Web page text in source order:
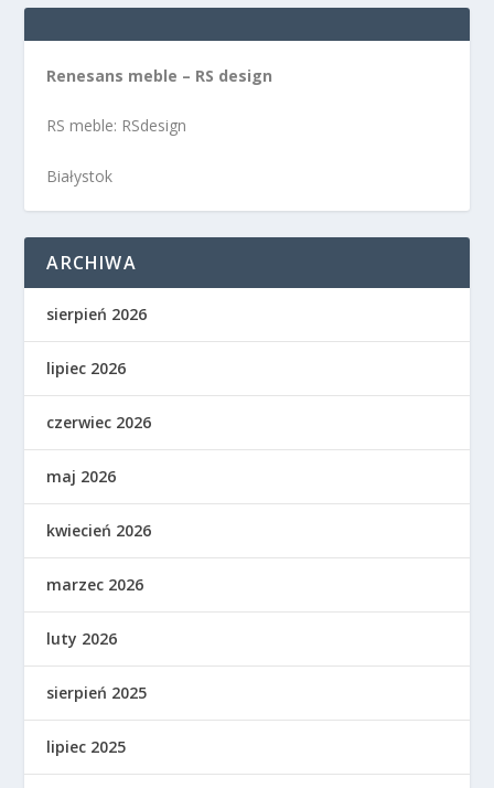
Renesans meble – RS design
RS meble: RSdesign
Białystok
ARCHIWA
sierpień 2026
lipiec 2026
czerwiec 2026
maj 2026
kwiecień 2026
marzec 2026
luty 2026
sierpień 2025
lipiec 2025